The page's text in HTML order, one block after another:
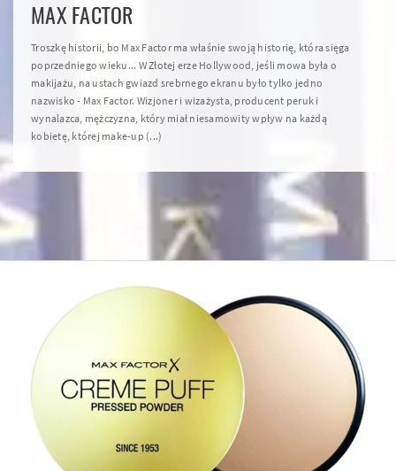
MAX FACTOR
Troszkę historii, bo Max Factor ma właśnie swoją historię, która sięga
poprzedniego wieku... W Złotej erze Hollywood, jeśli mowa była o
makijażu, na ustach gwiazd srebrnego ekranu było tylko jedno
nazwisko - Max Factor. Wizjoner i wizażysta, producent peruk i
wynalazca, mężczyzna, który miał niesamowity wpływ na każdą
kobietę, której make-up (...)